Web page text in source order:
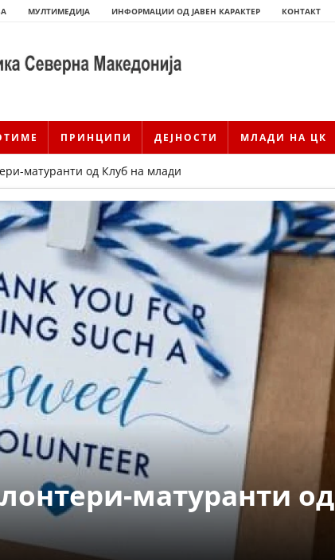
МУЛТИМЕДИЈА ИНФОРМАЦИИ ОД ЈАВЕН КАРАКТЕР КОНТАКТ
ПРИНЦИПИ ДЕЈНОСТИ МЛАДИ НА ЦК
ИСТОРИЈАТ НА ЦКРМ
ИСТОРИЈАТ НА ДВИЖЕЊЕТО
СТРУКТУРА НА ОРГАНИЗАЦИЈАТА
КОНТАКТ ИНФОРМАЦИИ
ЧЛЕНСТВО ВО ПРОФЕСИОНАЛНИ ТЕЛА
ЗАКОН ЗА ЦКРМ
СТАТУТ НА ЦКРМ
матуранти од Клуб на млади
матуранти од